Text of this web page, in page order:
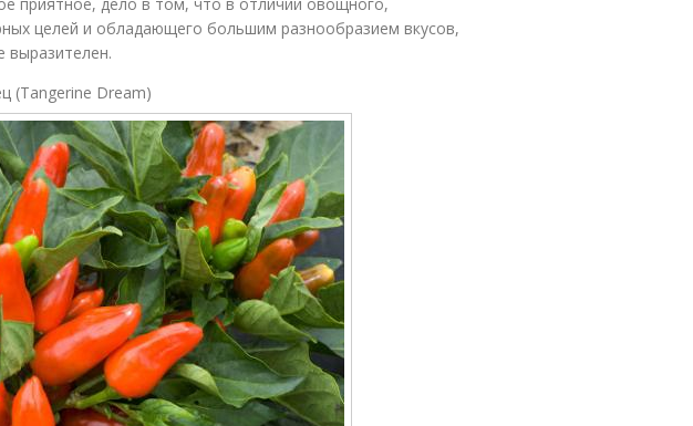
целей и обладающего большим разнообразием вкусов,
выразителен.
(Tangerine Dream)